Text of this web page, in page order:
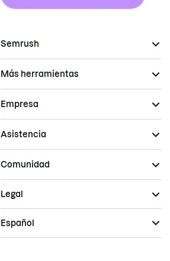
Semrush
Más herramientas
Empresa
Asistencia
Comunidad
Legal
Español